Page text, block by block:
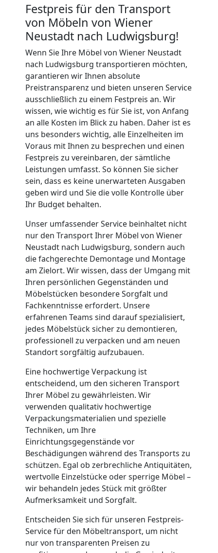
Festpreis für den Transport
von Möbeln von Wiener
Neustadt nach Ludwigsburg!
Wenn Sie Ihre Möbel von Wiener Neustadt
nach Ludwigsburg transportieren möchten,
garantieren wir Ihnen absolute
Preistransparenz und bieten unseren Service
ausschließlich zu einem Festpreis an. Wir
wissen, wie wichtig es für Sie ist, von Anfang
an alle Kosten im Blick zu haben. Daher ist es
uns besonders wichtig, alle Einzelheiten im
Voraus mit Ihnen zu besprechen und einen
Festpreis zu vereinbaren, der sämtliche
Leistungen umfasst. So können Sie sicher
sein, dass es keine unerwarteten Ausgaben
geben wird und Sie die volle Kontrolle über
Ihr Budget behalten.
Unser umfassender Service beinhaltet nicht
nur den Transport Ihrer Möbel von Wiener
Neustadt nach Ludwigsburg, sondern auch
die fachgerechte Demontage und Montage
am Zielort. Wir wissen, dass der Umgang mit
Ihren persönlichen Gegenständen und
Möbelstücken besondere Sorgfalt und
Fachkenntnisse erfordert. Unsere
erfahrenen Teams sind darauf spezialisiert,
jedes Möbelstück sicher zu demontieren,
professionell zu verpacken und am neuen
Standort sorgfältig aufzubauen.
Eine hochwertige Verpackung ist
entscheidend, um den sicheren Transport
Ihrer Möbel zu gewährleisten. Wir
verwenden qualitativ hochwertige
Verpackungsmaterialien und spezielle
Techniken, um Ihre
Einrichtungsgegenstände vor
Beschädigungen während des Transports zu
schützen. Egal ob zerbrechliche Antiquitäten,
wertvolle Einzelstücke oder sperrige Möbel –
wir behandeln jedes Stück mit größter
Aufmerksamkeit und Sorgfalt.
Entscheiden Sie sich für unseren Festpreis-
Service für den Möbeltransport, um nicht
nur von transparenten Preisen zu
Tresortransport
Wiener
Neustadt
Umzug
für
Senioren
Wiener
Neustadt
Fernumzug
Wiener
Neustadt
Firmenumzug
Wiener
Neustadt
Büroumzug
Wiener
Neustadt